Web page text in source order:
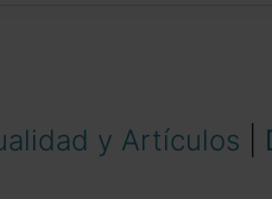
y Artículos